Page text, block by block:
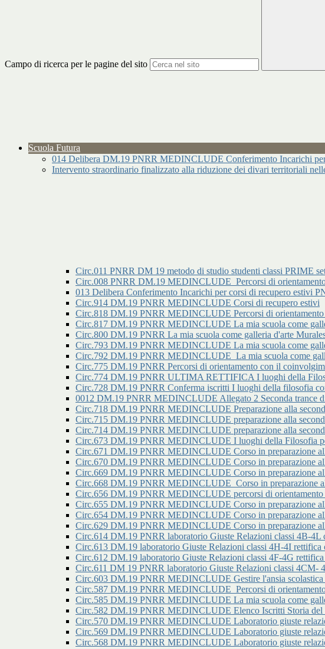
Campo di ricerca per le pagine del sito
Scuola Futura
014 Delibera DM.19 PNRR MEDINCLUDE Conferimento Incarichi per
Intervento straordinario finalizzato alla riduzione dei divari territoriali
Circ.011 PNRR DM 19 metodo di studio studenti classi PRIME
Circ.008 PNRR DM.19 MEDINCLUDE_Percorsi di
013 Delibera Conferimento Incarichi per corsi di recupero estivi
Circ.914 DM.19 PNRR MEDINCLUDE Corsi di recupero estivi
Circ.818 DM.19 PNRR MEDINCLUDE Percorsi di
Circ.817 DM.19 PNRR MEDINCLUDE La mia scuola come
Circ.800 DM.19 PNRR La mia scuola come galleria d'arte
Circ.793 DM.19 PNRR MEDINCLUDE La mia scuola come
Circ.792 DM.19 PNRR MEDINCLUDE_La mia scuola come
Circ.775 DM.19 PNRR Percorsi di orientamento con il
Circ.774 DM.19 PNRR ULTIMA RETTIFICA I luoghi della
Circ.728 DM.19 PNRR Conferma iscritti I luoghi della filosofia
0012 DM.19 PNRR MEDINCLUDE Allegato 2 Seconda trance
Circ.718 DM.19 PNRR MEDINCLUDE Preparazione alla
Circ.715 DM.19 PNRR MEDINCLUDE preparazione alla
Circ.714 DM.19 PNRR MEDINCLUDE preparazione alla
Circ.673 DM.19 PNRR MEDINCLUDE I luoghi della Filosofia
Circ.671 DM.19 PNRR MEDINCLUDE Corso in preparazione
Circ.670 DM.19 PNRR MEDINCLUDE Corso in preparazione
Circ.669 DM.19 PNRR MEDINCLUDE Corso in preparazione
Circ.668 DM.19 PNRR MEDINCLUDE_Corso in preparazione
Circ.656 DM.19 PNRR MEDINCLUDE percorsi di
Circ.655 DM.19 PNRR MEDINCLUDE Corso in preparazione
Circ.654 DM.19 PNRR MEDINCLUDE Corso in preparazione
Circ.629 DM.19 PNRR MEDINCLUDE Corso in preparazione
Circ.614 DM.19 PNRR laboratorio Giuste Relazioni classi 4B-4L
Circ.613 DM.19 laboratorio Giuste Relazioni classi 4H-4I rettifica
Circ.612 DM.19 laboratorio Giuste Relazioni classi 4F-4G
Circ.611 DM 19 PNRR laboratorio Giuste Relazioni classi 4CM-
Circ.603 DM.19 PNRR MEDINCLUDE Gestire l'ansia scolastica
Circ.587 DM.19 PNRR MEDINCLUDE_Percorsi di
Circ.585 DM.19 PNRR MEDINCLUDE La mia scuola come
Circ.582 DM.19 PNRR MEDINCLUDE Elenco Iscritti Storia del
Circ.570 DM.19 PNRR MEDINCLUDE Laboratorio giuste
Circ.569 DM.19 PNRR MEDINCLUDE Laboratorio giuste
Circ.568 DM.19 PNRR MEDINCLUDE Laboratorio giuste